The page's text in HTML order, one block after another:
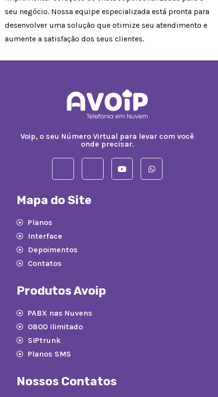
seu negócio. Nossa equipe especializada está pronta para
desenvolver uma solução que otimize seu atendimento e
aumente a satisfação dos seus clientes.
Voip, o seu Número Virtual para levar com você
onde precisar.
Mapa do Site
Planos
Interface
Depoimentos
Contatos
Produtos Avoip
PABX nas Nuvens
0800 Ilimitado
SIPtrunk
Planos SMS
Nossos Contatos